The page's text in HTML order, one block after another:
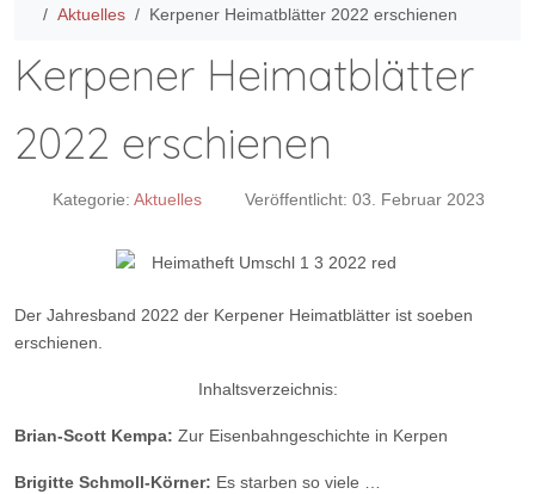
Aktuelles
Kerpener Heimatblätter 2022 erschienen
Kerpener Heimatblätter
2022 erschienen
Kategorie: Aktuelles Veröffentlicht: 03. Februar 2023
Der Jahresband 2022 der Kerpener Heimatblätter ist soeben
erschienen.
Inhaltsverzeichnis:
Brian-Scott Kempa: Zur Eisenbahngeschichte in Kerpen
Brigitte Schmoll-Körner: Es starben so viele …